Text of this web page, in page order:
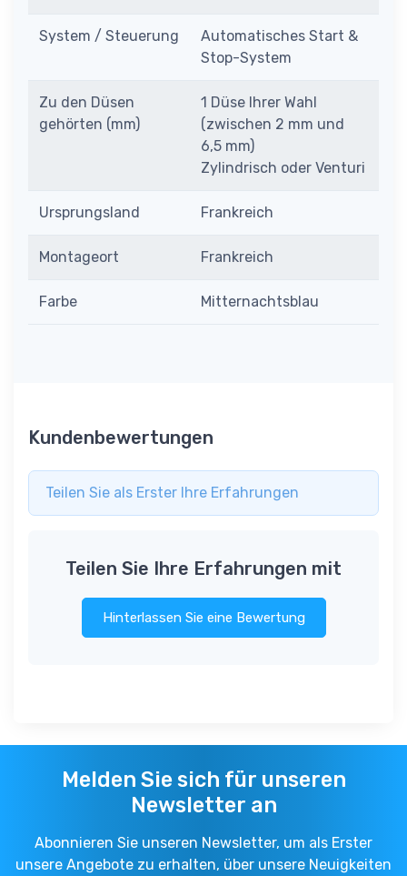
System / Steuerung
Automatisches Start &
Stop-System
Zu den Düsen
gehörten (mm)
1 Düse Ihrer Wahl
(zwischen 2 mm und
6,5 mm)
Zylindrisch oder Venturi
Ursprungsland Frankreich
Montageort Frankreich
Farbe Mitternachtsblau
Kundenbewertungen
Teilen Sie als Erster Ihre Erfahrungen
Teilen Sie Ihre Erfahrungen mit
Hinterlassen Sie eine Bewertung
Melden Sie sich für unseren
Newsletter an
Abonnieren Sie unseren Newsletter, um als Erster
unsere Angebote zu erhalten, über unsere Neuigkeiten